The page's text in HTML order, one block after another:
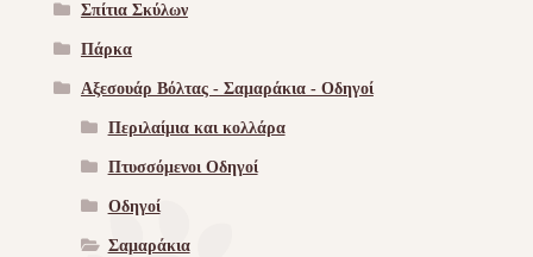
Σπίτια Σκύλων
Πάρκα
Αξεσουάρ Βόλτας - Σαμαράκια - Οδηγοί
Περιλαίμια και κολλάρα
Πτυσσόμενοι Οδηγοί
Οδηγοί
Σαμαράκια